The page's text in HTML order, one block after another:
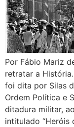
Por Fábio Mariz
retratar a
foi dita por Silas
Ordem Política e
ditadura militar,
intitulado “Heróis